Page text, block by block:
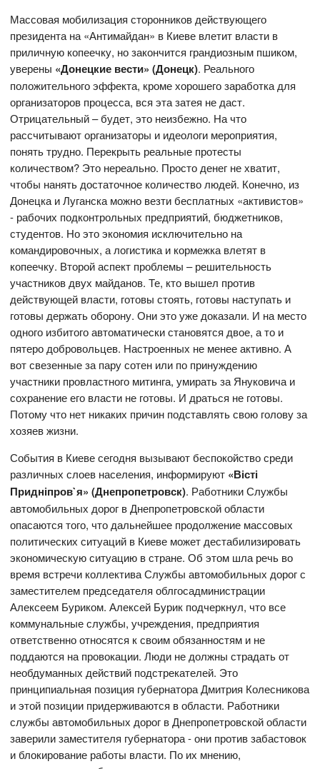
Массовая мобилизация сторонников действующего
президента на «Антимайдан» в Киеве влетит власти в
приличную копеечку, но закончится грандиозным пшиком,
уверены «Донецкие вести» (Донецк). Реального
положительного эффекта, кроме хорошего заработка для
организаторов процесса, вся эта затея не даст.
Отрицательный – будет, это неизбежно. На что
рассчитывают организаторы и идеологи мероприятия,
понять трудно. Перекрыть реальные протесты
количеством? Это нереально. Просто денег не хватит,
чтобы нанять достаточное количество людей. Конечно, из
Донецка и Луганска можно везти бесплатных «активистов»
- рабочих подконтрольных предприятий, бюджетников,
студентов. Но это экономия исключительно на
командировочных, а логистика и кормежка влетят в
копеечку. Второй аспект проблемы – решительность
участников двух майданов. Те, кто вышел против
действующей власти, готовы стоять, готовы наступать и
готовы держать оборону. Они это уже доказали. И на место
одного избитого автоматически становятся двое, а то и
пятеро добровольцев. Настроенных не менее активно. А
вот свезенные за пару сотен или по принуждению
участники провластного митинга, умирать за Януковича и
сохранение его власти не готовы. И драться не готовы.
Потому что нет никаких причин подставлять свою голову за
хозяев жизни.
События в Киеве сегодня вызывают беспокойство среди
различных слоев населения, информируют «Вісті
Придніпров`я» (Днепропетровск). Работники Службы
автомобильных дорог в Днепропетровской области
опасаются того, что дальнейшее продолжение массовых
политических ситуаций в Киеве может дестабилизировать
экономическую ситуацию в стране. Об этом шла речь во
время встречи коллектива Службы автомобильных дорог с
заместителем председателя облгосадминистрации
Алексеем Буриком. Алексей Бурик подчеркнул, что все
коммунальные службы, учреждения, предприятия
ответственно относятся к своим обязанностям и не
поддаются на провокации. Люди не должны страдать от
необдуманных действий подстрекателей. Это
принципиальная позиция губернатора Дмитрия Колесникова
и этой позиции придерживаются в области. Работники
службы автомобильных дорог в Днепропетровской области
заверили заместителя губернатора - они против забастовок
и блокирование работы власти. По их мнению,